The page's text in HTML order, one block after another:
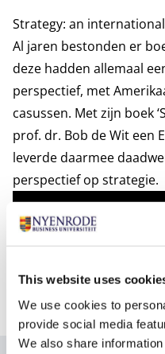
This website uses
We use cookies to
provide social media
We also share
Strategy: an
Al jaren bestonden er
deze hadden allemaal
perspectief, met
casussen. Met zijn boek
prof. dr. Bob de Wit een
leverde daarmee
perspectief op strategie.